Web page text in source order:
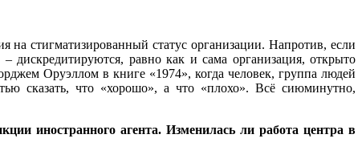
стигматизированный статус организации. Напротив, если
дискредитируются, равно как и сама организация, открыто
Оруэллом в книге «1974», когда человек, группа людей
сказать, что «хорошо», а что «плохо». Всё сиюминутно,
иностранного агента. Изменилась ли работа центра в